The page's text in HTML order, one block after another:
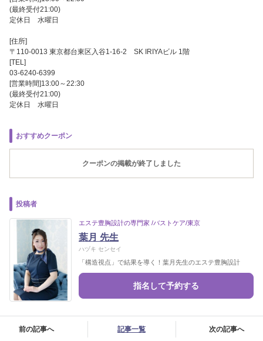
(最終受付21:00)
定休日 水曜日
[住所]
〒110-0013 東京都台東区入谷1-16-2 SK IRIYAビル 1階
[TEL]
03-6240-6399
[営業時間]13:00～22:30
(最終受付21:00)
定休日 水曜日
おすすめクーポン
クーポンの掲載が終了しました
投稿者
エステ豊胸設計の専門家 /バストケア/東京
葉月 先生
ハヅキ センセイ
「構造視点」で結果を導く！葉月先生のエステ豊胸設計
指名して予約する
前の記事へ 記事一覧 次の記事へ